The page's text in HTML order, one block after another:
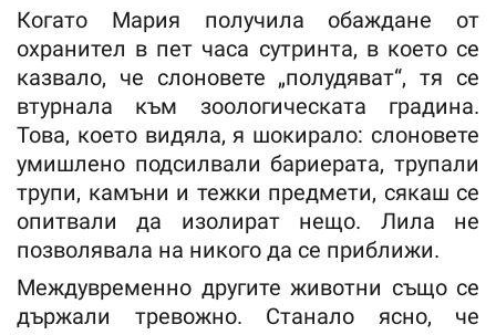
Когато Мария получила обаждане от
охранител в пет часа сутринта, в което се
казвало, че слоновете „полудяват“, тя се
втурнала към зоологическата градина.
Това, което видяла, я шокирало: слоновете
умишлено подсилвали бариерата, трупали
трупи, камъни и тежки предмети, сякаш се
опитвали да изолират нещо. Лила не
позволявала на никого да се приближи.
Междувременно другите животни също се
държали тревожно. Станало ясно, че